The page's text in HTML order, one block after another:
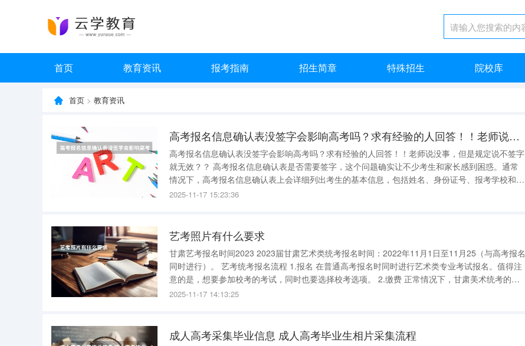
首页 教育资讯 报考指南 招生简章 特殊招生 院校库
首页 > 教育资讯
高考报名信息确认表没签字会影响高考吗？求有经验的人回答！！老师说没事，但是规定说不签字就无效？？
高考报名信息确认表没签字会影响高考吗？求有经验的人回答！！老师说没事，但是规定说不签字
就无效？？ 高考报名信息确认表是否需要签字，这个问题确实让不少考生和家长感到困惑。通常
情况下，高考报名信息确认表上会详细列出考生的基本信息，包括姓名、身份证号、报考学校和专
业等。签字意味着考生对这些信息的真实性进行了确认。然而，如果报名表没有签字，考生无需过
2025-11-17 15:23:36
艺考照片有什么要求
甘肃艺考报名时间2023 2023届甘肃艺术类统考报名时间：2022年11月1日至11月25（与高考报名
同时进行）。 艺考统考报名流程 1.报名 在普通高考报名时同时进行艺术类专业考试报名。值得注
意的是，想要参加校考的考试，同时也要选择校考选项。 2.缴费 正常情况下，甘肃美术统考的考
试费用缴纳是有时间限制的，考生要在规定时间内缴纳费用才算是报名成功。因此考生在报名之
2025-11-17 14:13:25
成人高考采集毕业信息 成人高考毕业生相片采集流程